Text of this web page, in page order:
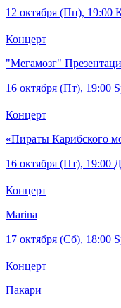
12 октября (Пн), 19:00
Концерт
"Мегамозг"
16 октября (Пт), 19:00
Концерт
«Пираты Карибского
16 октября (Пт), 19:00
Концерт
Marina
17 октября (Сб), 18:00
Концерт
Пакари